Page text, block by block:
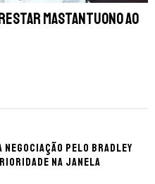
Mastantuono ao
pelo Bradley
na janela